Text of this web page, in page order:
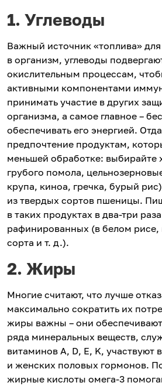
1. Углеводы
Важный источник «топлива»
в организм, углеводы
окислительным процессам,
активными компонентами
принимать участие в других
организма, а самое главное –
обеспечивать его энергией.
предпочтение продуктам,
меньшей обработке: выбирайте
грубого помола,
крупа, киноа, гречка, бурый
из твердых сортов пшеницы.
в таких продуктах в два-три
рафинированных (в белом рисе,
сорта и т. д.).
2. Жиры
Многие считают, что лучше
максимально сократить их
жиры важны – они
ряда минеральных веществ,
витаминов A, D, E, K, участвуют
и женских половых гормонов.
жирные кислоты омега-3